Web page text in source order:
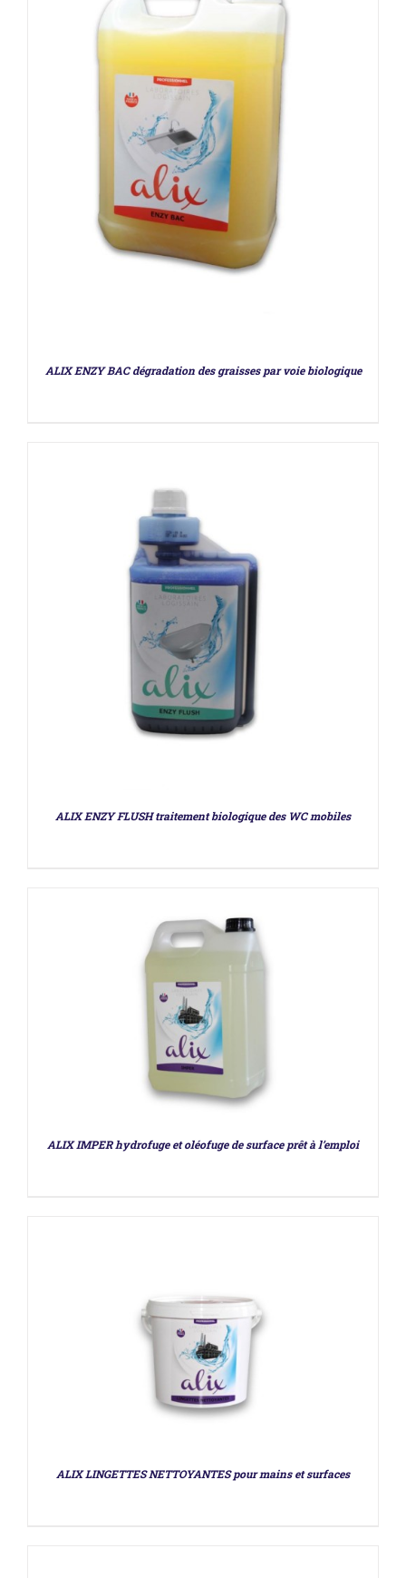
ALIX ENZY BAC dégradation des graisses par voie biologique
DÉTAILS
ALIX ENZY FLUSH traitement biologique des WC mobiles
ALIX IMPER hydrofuge et oléofuge de surface prêt à l’emploi
DÉTAILS
ALIX LINGETTES NETTOYANTES pour mains et surfaces